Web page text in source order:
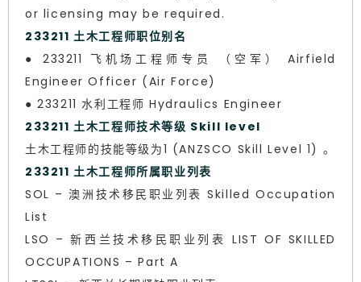
or licensing may be required.
233211 土木工程师职位别名
● 233211 飞机场工程师专员 （空军） Airfield
Engineer Officer (Air Force)
● 233211 水利工程师 Hydraulics Engineer
233211 土木工程师技术等级 Skill level
土木工程师的技能等级为1 (ANZSCO Skill Level 1) 。
233211 土木工程师所属职业列表
SOL – 澳洲技术移民职业列表 Skilled Occupation
List
LSO – 新西兰技术移民职业列表 LIST OF SKILLED
OCCUPATIONS – Part A